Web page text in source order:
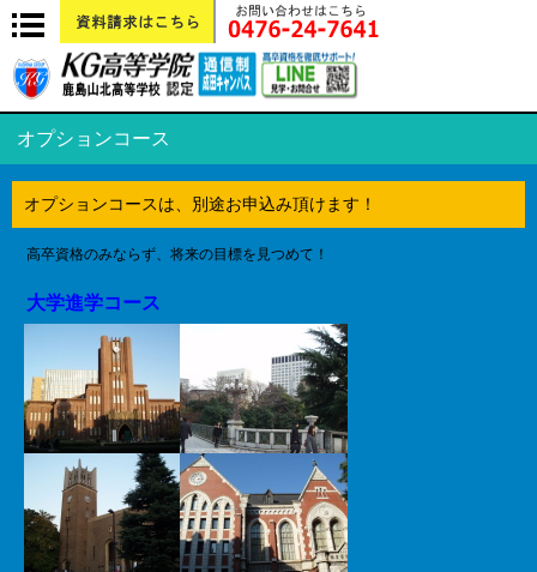
オプションコース_通信制高校|鹿島山北高等学校 認定 KG高等学院 成田キャン
パスは無理なく楽しく自分のペースで高卒資格の取得を徹底サポート！
オプションコース
オプションコースは、別途お申込み頂けます！
高卒資格のみならず、将来の目標を見つめて！
大学進学コース